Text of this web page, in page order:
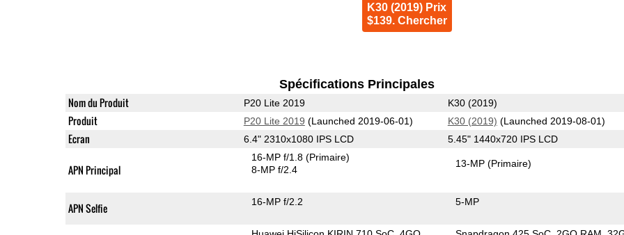
K30 (2019) Prix
$139. Chercher
Spécifications Principales
Nom du Produit P20 Lite 2019 K30 (2019)
Produit P20 Lite 2019 (Launched 2019-06-01) K30 (2019) (Launched 2019-08-01)
Ecran 6.4" 2310x1080 IPS LCD 5.45" 1440x720 IPS LCD
APN Principal
16-MP f/1.8(Primaire)
8-MP f/2.4
13-MP(Primaire)
APN Selfie 16-MP f/2.2 5-MP